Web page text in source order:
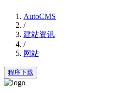
AutoCMS
/
建站资讯
/
网站
程序下载